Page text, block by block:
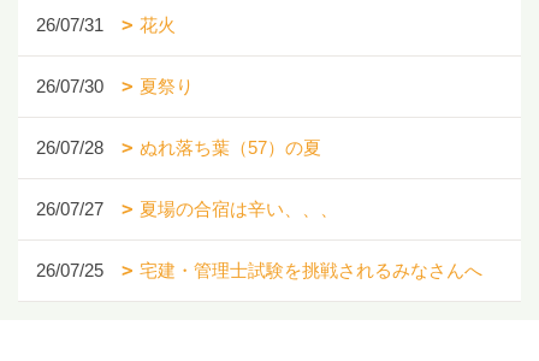
26/07/31 花火
26/07/30 夏祭り
26/07/28 ぬれ落ち葉（57）の夏
26/07/27 夏場の合宿は辛い、、、
26/07/25 宅建・管理士試験を挑戦されるみなさんへ